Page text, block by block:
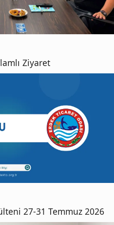
Ziyaret
27-31 Temmuz 2026